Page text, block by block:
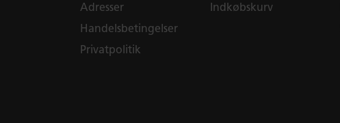
Adresser
Handelsbetingelser
Privatpolitik
Indkøbskurv